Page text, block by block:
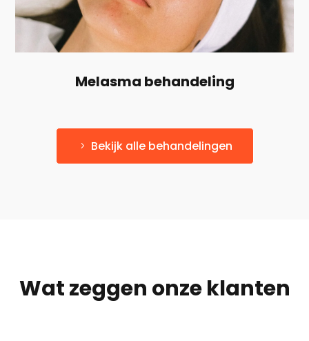
Melasma behandeling
Bekijk alle behandelingen
Wat zeggen onze klanten